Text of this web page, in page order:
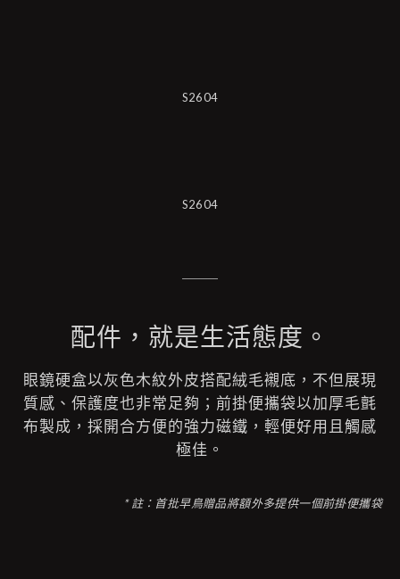
S2604
S2604
配件，就是生活態度。
眼鏡硬盒以灰色木紋外皮搭配絨毛襯底，不但展現
質感、保護度也非常足夠；前掛便攜袋以加厚毛氈
布製成，採開合方便的強力磁鐵，輕便好用且觸感
極佳。
* 註：首批早鳥贈品將額外多提供一個前掛便攜袋